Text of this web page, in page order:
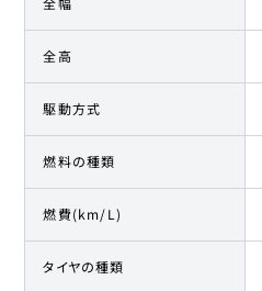
全高
駆動方式
燃料の種類
燃費(km/L)
タイヤの種類